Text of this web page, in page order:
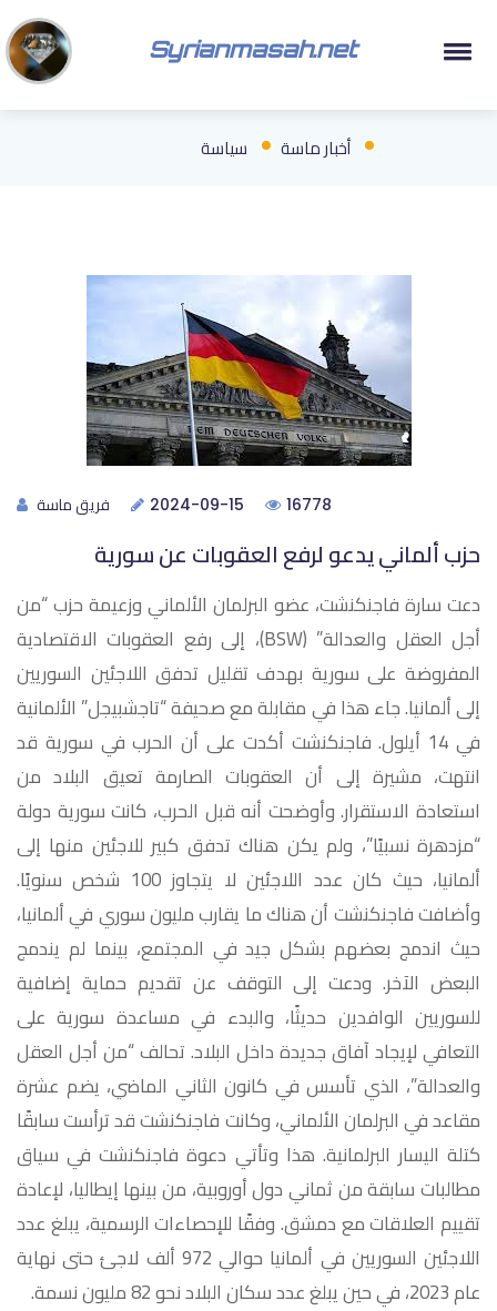
Syrianmasah.net
أخبار ماسة سياسة
فريق ماسة 2024-09-15 16778
حزب ألماني يدعو لرفع العقوبات عن سورية
دعت سارة فاجنكنشت، عضو البرلمان الألماني وزعيمة حزب “من
أجل العقل والعدالة” (BSW)، إلى رفع العقوبات الاقتصادية
المفروضة على سورية بهدف تقليل تدفق اللاجئين السوريين
إلى ألمانيا. جاء هذا في مقابلة مع صحيفة “تاجشبيجل” الألمانية
في 14 أيلول. فاجنكنشت أكدت على أن الحرب في سورية قد
انتهت، مشيرة إلى أن العقوبات الصارمة تعيق البلاد من
استعادة الاستقرار. وأوضحت أنه قبل الحرب، كانت سورية دولة
“مزدهرة نسبيًا”، ولم يكن هناك تدفق كبير للاجئين منها إلى
ألمانيا، حيث كان عدد اللاجئين لا يتجاوز 100 شخص سنويًا.
وأضافت فاجنكنشت أن هناك ما يقارب مليون سوري في ألمانيا،
حيث اندمج بعضهم بشكل جيد في المجتمع، بينما لم يندمج
البعض الآخر. ودعت إلى التوقف عن تقديم حماية إضافية
للسوريين الوافدين حديثًا، والبدء في مساعدة سورية على
التعافي لإيجاد آفاق جديدة داخل البلاد. تحالف “من أجل العقل
والعدالة”، الذي تأسس في كانون الثاني الماضي، يضم عشرة
مقاعد في البرلمان الألماني، وكانت فاجنكنشت قد ترأست سابقًا
كتلة اليسار البرلمانية. هذا وتأتي دعوة فاجنكنشت في سياق
مطالبات سابقة من ثماني دول أوروبية، من بينها إيطاليا، لإعادة
تقييم العلاقات مع دمشق. وفقًا للإحصاءات الرسمية، يبلغ عدد
اللاجئين السوريين في ألمانيا حوالي 972 ألف لاجئ حتى نهاية
عام 2023، في حين يبلغ عدد سكان البلاد نحو 82 مليون نسمة.